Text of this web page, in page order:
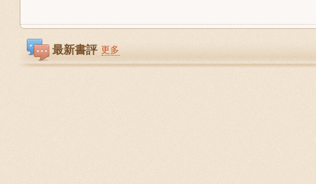
最新書評 更多